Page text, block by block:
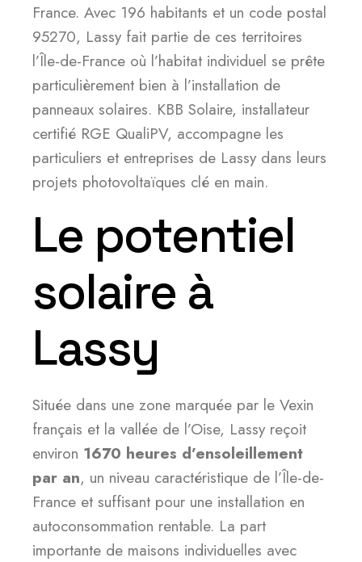
France. Avec 196 habitants et un code postal
95270, Lassy fait partie de ces territoires
l’Île-de-France où l’habitat individuel se prête
particulièrement bien à l’installation de
panneaux solaires. KBB Solaire, installateur
certifié RGE QualiPV, accompagne les
particuliers et entreprises de Lassy dans leurs
projets photovoltaïques clé en main.
Le potentiel
solaire à
Lassy
Située dans une zone marquée par le Vexin
français et la vallée de l’Oise, Lassy reçoit
environ 1670 heures d’ensoleillement
par an, un niveau caractéristique de l’Île-de-
France et suffisant pour une installation en
autoconsommation rentable. La part
importante de maisons individuelles avec